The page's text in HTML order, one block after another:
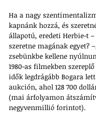
Ha a nagy
kapnánk hozzá, és
állapotú, eredeti Herbie-t
szeretne magának egyet?
zsebünkbe kellene
1980-as filmekben
idők legdrágább Bogara
aukción, ahol 128 700
(mai árfolyamon
negyvenmillió forintot).